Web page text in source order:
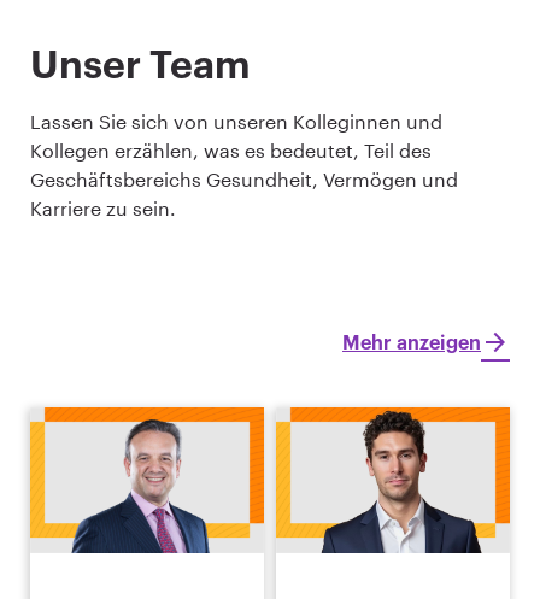
Unser Team
Lassen Sie sich von unseren Kolleginnen und
Kollegen erzählen, was es bedeutet, Teil des
Geschäftsbereichs Gesundheit, Vermögen und
Karriere zu sein.
Mehr anzeigen